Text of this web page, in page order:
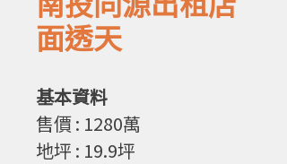
面透天
基本資料
售價 : 1280萬
地坪 : 19.9坪